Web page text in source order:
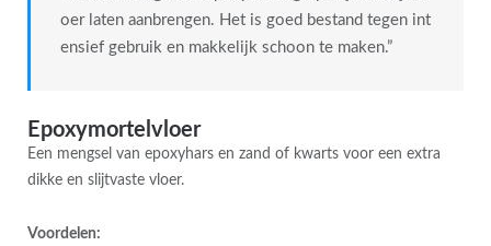
oer laten aanbrengen. Het is goed bestand tegen int
ensief gebruik en makkelijk schoon te maken.”
Epoxymortelvloer
Een mengsel van epoxyhars en zand of kwarts voor een extra
dikke en slijtvaste vloer.
Voordelen: